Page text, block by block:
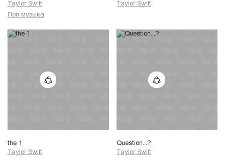
Taylor Swift
Поп музыка
Taylor Swift
the 1
Taylor Swift
Question...?
Taylor Swift